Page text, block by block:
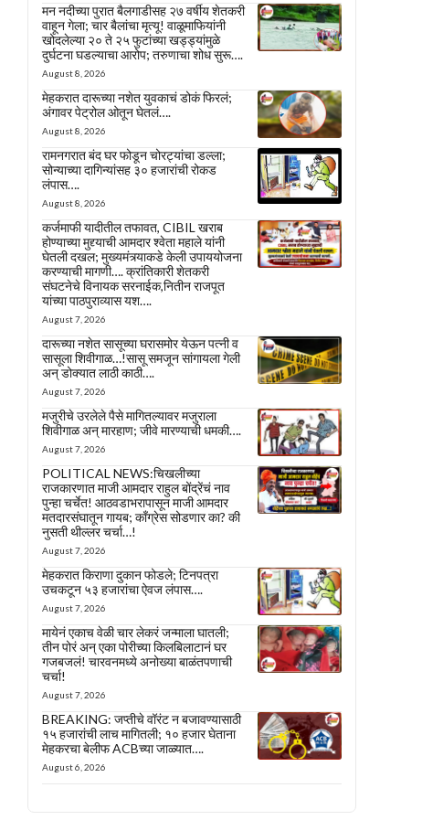
मन नदीच्या पुरात बैलगाडीसह २७ वर्षीय शेतकरी
वाहून गेला; चार बैलांचा मृत्यू! वाळूमाफियांनी
खोदलेल्या २० ते २५ फुटांच्या खड्ड्यांमुळे
दुर्घटना घडल्याचा आरोप; तरुणाचा शोध सुरू….
August 8, 2026
मेहकरात दारूच्या नशेत युवकाचं डोकं फिरलं;
अंगावर पेट्रोल ओतून घेतलं….
August 8, 2026
रामनगरात बंद घर फोडून चोरट्यांचा डल्ला;
सोन्याच्या दागिन्यांसह ३० हजारांची रोकड
लंपास….
August 8, 2026
कर्जमाफी यादीतील तफावत, CIBIL खराब
होण्याच्या मुद्द्याची आमदार श्वेता महाले यांनी
घेतली दखल; मुख्यमंत्र्याकडे केली उपाययोजना
करण्याची मागणी…. क्रांतिकारी शेतकरी
संघटनेचे विनायक सरनाईक,नितीन राजपूत
यांच्या पाठपुराव्यास यश….
August 7, 2026
दारूच्या नशेत सासूच्या घरासमोर येऊन पत्नी व
सासूला शिवीगाळ…!सासू समजून सांगायला गेली
अन् डोक्यात लाठी काठी….
August 7, 2026
मजुरीचे उरलेले पैसे मागितल्यावर मजुराला
शिवीगाळ अन् मारहाण; जीवे मारण्याची धमकी….
August 7, 2026
POLITICAL NEWS:चिखलीच्या
राजकारणात माजी आमदार राहुल बोंद्रेंचं नाव
पुन्हा चर्चेत! आठवडाभरापासून माजी आमदार
मतदारसंघातून गायब; काँग्रेस सोडणार का? की
नुसती थील्लर चर्चा…!
August 7, 2026
मेहकरात किराणा दुकान फोडले; टिनपत्रा
उचकटून ५३ हजारांचा ऐवज लंपास….
August 7, 2026
मायेनं एकाच वेळी चार लेकरं जन्माला घातली;
तीन पोरं अन् एका पोरीच्या किलबिलाटानं घर
गजबजलं! चारवनमध्ये अनोख्या बाळंतपणाची
चर्चा!
August 7, 2026
BREAKING: जप्तीचे वॉरंट न बजावण्यासाठी
१५ हजारांची लाच मागितली; १० हजार घेताना
मेहकरचा बेलीफ ACBच्या जाळ्यात….
August 6, 2026